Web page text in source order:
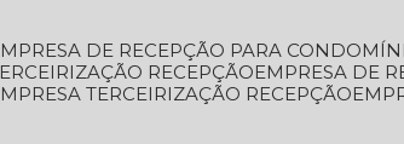
EMPRESA DE RECEPÇÃO PARA
TERCEIRIZAÇÃO RECEPÇÃO
EMPRESA DE
EMPRESA TERCEIRIZAÇÃO RECEPÇÃO